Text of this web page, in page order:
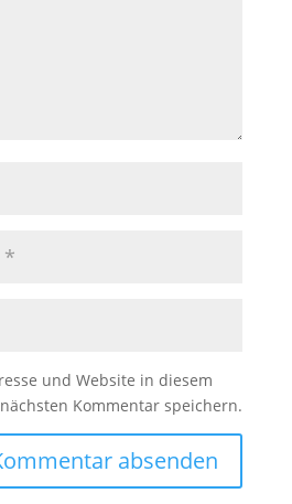
und Website in diesem
Kommentar speichern.